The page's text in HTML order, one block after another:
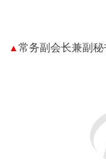
▲ 常务副会长兼副